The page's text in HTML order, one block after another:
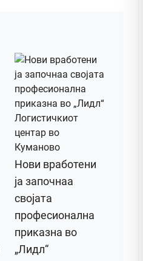
Нови вработени
ја започнаа
својата
професионална
приказна во
„Лидл“